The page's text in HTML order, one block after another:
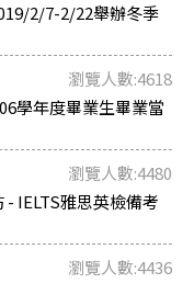
2/7-2/22舉辦冬季
瀏覽人數:4618
學年度畢業生畢業當
瀏覽人數:4480
- IELTS雅思英檢備考
瀏覽人數:4436